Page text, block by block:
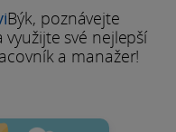
Býk, poznávejte
své nejlepší
a manažer!